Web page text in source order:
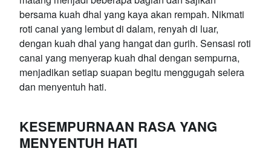
bersama kuah dhal yang kaya akan rempah. Nikmati
roti canai yang lembut di dalam, renyah di luar,
dengan kuah dhal yang hangat dan gurih. Sensasi roti
canai yang menyerap kuah dhal dengan sempurna,
menjadikan setiap suapan begitu menggugah selera
dan menyentuh hati.
KESEMPURNAAN RASA YANG
MENYENTUH HATI